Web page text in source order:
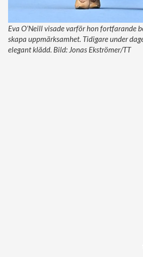
Eva O’Neill visade varför hon fortfarande
skapa uppmärksamhet. Tidigare under
elegant klädd. Bild: Jonas Ekströmer/TT